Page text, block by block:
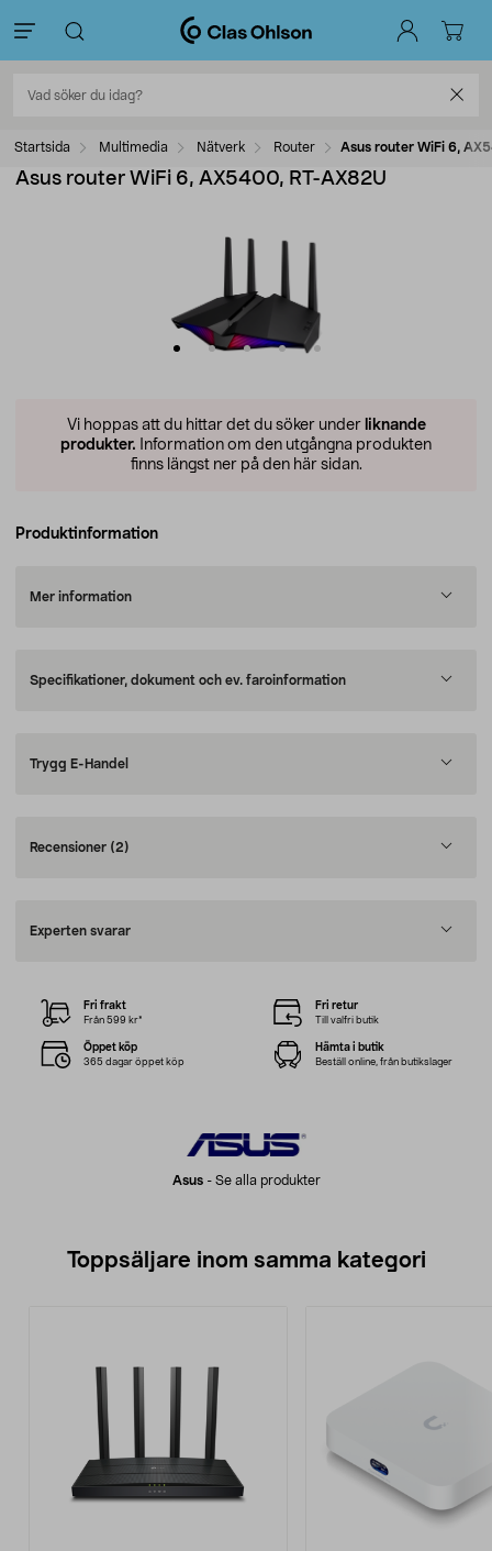
Startsida Multimedia Nätverk Router Asus router WiFi 6,
Asus router WiFi 6, AX5400, RT-AX82U
Vi hoppas att du hittar det du söker under liknande
produkter. Information om den utgångna produkten
finns längst ner på den här sidan.
Produktinformation
Mer information
Specifikationer, dokument och ev. faroinformation
Trygg E-Handel
Recensioner (2)
Experten svarar
Asus- Se alla produkter
Fri frakt
Från 599 kr*
Fri retur
Till valfri butik
Öppet köp
365 dagar öppet köp
Hämta i butik
Beställ online, från butikslager
Toppsäljare inom samma kategori